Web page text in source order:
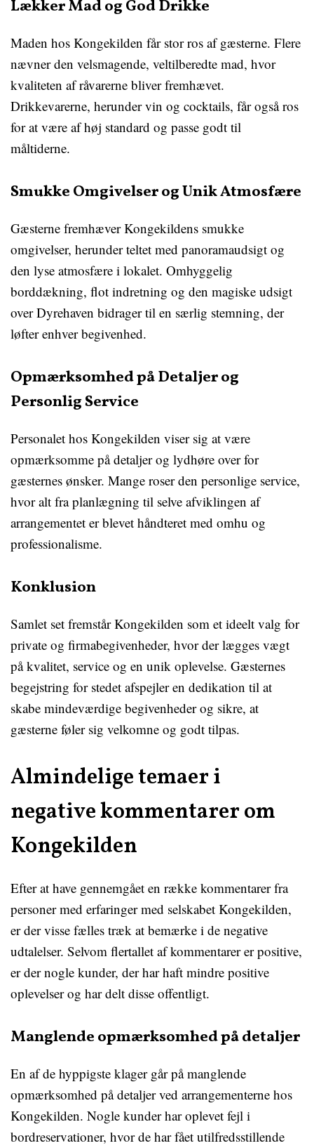
Lækker Mad og God Drikke
Maden hos Kongekilden får stor ros af gæsterne. Flere
nævner den velsmagende, veltilberedte mad, hvor
kvaliteten af råvarerne bliver fremhævet.
Drikkevarerne, herunder vin og cocktails, får også ros
for at være af høj standard og passe godt til
måltiderne.
Smukke Omgivelser og Unik Atmosfære
Gæsterne fremhæver Kongekildens smukke
omgivelser, herunder teltet med panoramaudsigt og
den lyse atmosfære i lokalet. Omhyggelig
borddækning, flot indretning og den magiske udsigt
over Dyrehaven bidrager til en særlig stemning, der
løfter enhver begivenhed.
Opmærksomhed på Detaljer og
Personlig Service
Personalet hos Kongekilden viser sig at være
opmærksomme på detaljer og lydhøre over for
gæsternes ønsker. Mange roser den personlige service,
hvor alt fra planlægning til selve afviklingen af
arrangementet er blevet håndteret med omhu og
professionalisme.
Konklusion
Samlet set fremstår Kongekilden som et ideelt valg for
private og firmabegivenheder, hvor der lægges vægt
på kvalitet, service og en unik oplevelse. Gæsternes
begejstring for stedet afspejler en dedikation til at
skabe mindeværdige begivenheder og sikre, at
gæsterne føler sig velkomne og godt tilpas.
Almindelige temaer i
negative kommentarer om
Kongekilden
Efter at have gennemgået en række kommentarer fra
personer med erfaringer med selskabet Kongekilden,
er der visse fælles træk at bemærke i de negative
udtalelser. Selvom flertallet af kommentarer er positive,
er der nogle kunder, der har haft mindre positive
oplevelser og har delt disse offentligt.
Manglende opmærksomhed på detaljer
En af de hyppigste klager går på manglende
opmærksomhed på detaljer ved arrangementerne hos
Kongekilden. Nogle kunder har oplevet fejl i
bordreservationer, hvor de har fået utilfredsstillende